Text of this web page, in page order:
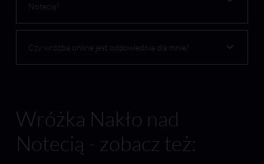
Notecią?
Czy wróżba online jest odpowiednia dla mnie?
Wróżka Nakło nad
Notecią - zobacz też: